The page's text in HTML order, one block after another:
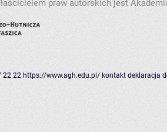
praw autorskich jest
22 22 https://www.agh.edu.pl/ kontakt deklaracja